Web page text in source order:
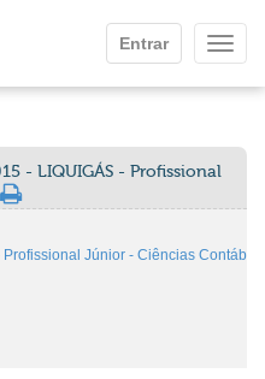
Entrar
- LIQUIGÁS - Profissional
Júnior - Ciências Contábeis